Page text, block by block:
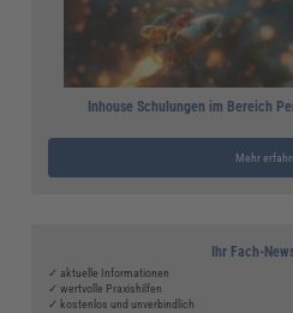
Inhouse Schulungen im Bereich
Mehr
Ihr Fach-
✓ aktuelle Informationen
✓ wertvolle Praxishilfen
✓ kostenlos und unverbindlich